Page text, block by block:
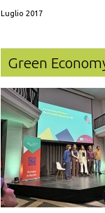
Luglio 2017
Green